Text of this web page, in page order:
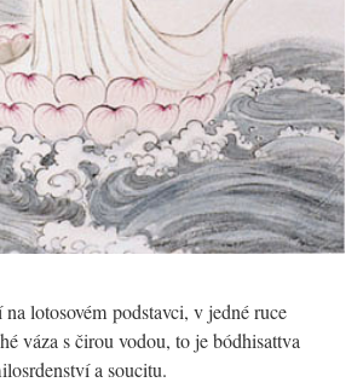
lotosovém podstavci, v jedné ruce
váza s čirou vodou, to je bódhisattva
a soucitu.